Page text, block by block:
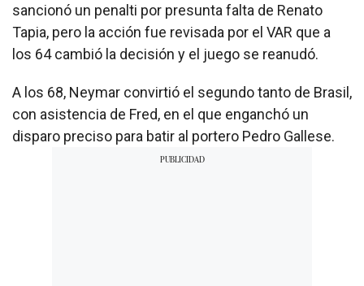
sancionó un penalti por presunta falta de Renato
Tapia, pero la acción fue revisada por el VAR que a
los 64 cambió la decisión y el juego se reanudó.
A los 68, Neymar convirtió el segundo tanto de Brasil,
con asistencia de Fred, en el que enganchó un
disparo preciso para batir al portero Pedro Gallese.